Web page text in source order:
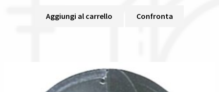
Aggiungi al carrello Confronta